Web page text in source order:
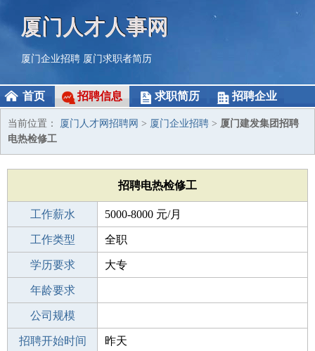
厦门人才人事网
厦门企业招聘 厦门求职者简历
首页 招聘信息 求职简历 招聘企业
当前位置： 厦门人才网招聘网 > 厦门企业招聘 > 厦门建发集团招聘
电热检修工
招聘电热检修工
工作薪水 5000-8000 元/月
招聘人数 5人
工作类型 全职
性别要求 -
学历要求 大专
工作经验
年龄要求
工作地点
公司规模
公司电话
招聘开始时间 昨天